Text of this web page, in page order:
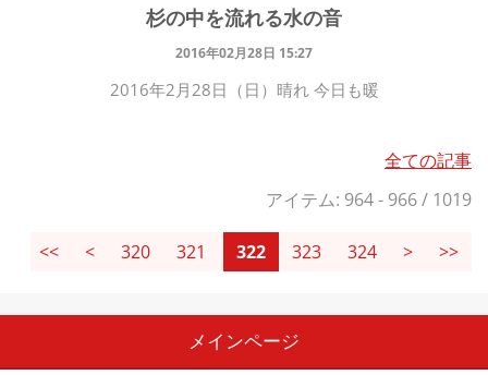
杉の中を流れる水の音
2016年02月28日 15:27
2016年2月28日（日）晴れ 今日も暖
全ての記事
アイテム: 964 - 966 / 1019
<< < 320 321 322 323 324 > >>
メインページ